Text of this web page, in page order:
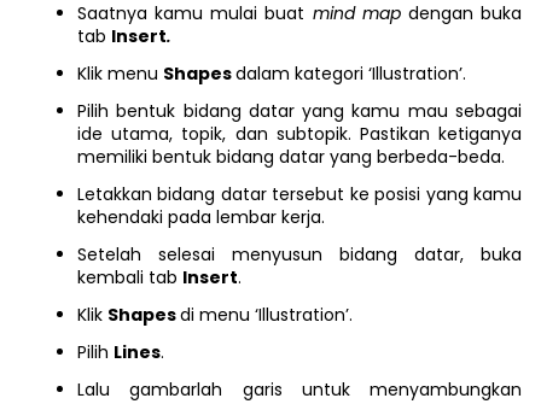
Saatnya kamu mulai buat mind mapdengan buka
tab Insert.
Klik menu Shapesdalam kategori ‘Illustration’.
Pilih bentuk bidang datar yang kamu mau sebagai
ide utama, topik, dan subtopik. Pastikan ketiganya
memiliki bentuk bidang datar yang berbeda-beda.
Letakkan bidang datar tersebut ke posisi yang kamu
kehendaki pada lembar kerja.
Setelah selesai menyusun bidang datar, buka
kembali tab Insert.
Klik Shapesdi menu ‘Illustration’.
Pilih Lines.
Lalu gambarlah garis untuk menyambungkan